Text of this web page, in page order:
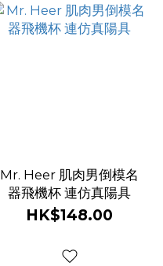
Mr. Heer 肌肉男倒模名
器飛機杯 連仿真陽具
HK$148.00